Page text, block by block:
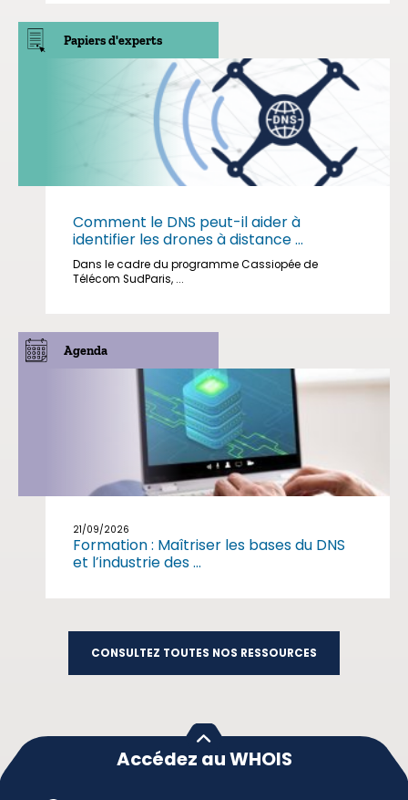
Papiers d'experts
Comment le DNS peut-il aider à
identifier les drones à distance ...
Dans le cadre du programme Cassiopée de
Télécom SudParis, ...
Agenda
21/09/2026
Formation : Maîtriser les bases du DNS
et l’industrie des ...
CONSULTEZ TOUTES NOS RESSOURCES
Accédez au WHOIS